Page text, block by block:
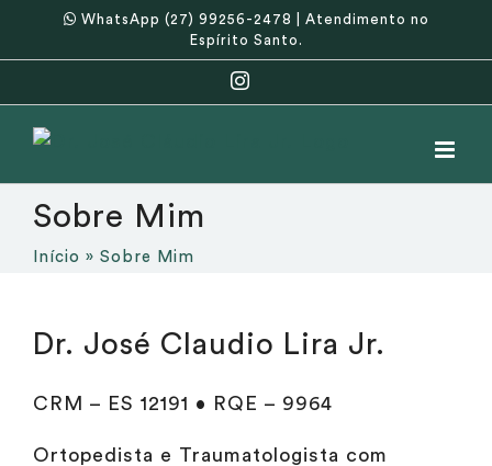
conteúdo
WhatsApp (27) 99256-2478
| Atendimento no
Espírito Santo.
Sobre Mim
Início » Sobre Mim
Dr. José Claudio Lira Jr.
CRM – ES 12191 • RQE – 9964
Ortopedista e Traumatologista com